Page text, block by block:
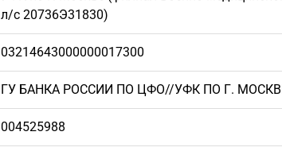
л/с 20736Э31830)
03214643000000017300
ГУ БАНКА РОССИИ ПО ЦФО//УФК ПО Г.
004525988